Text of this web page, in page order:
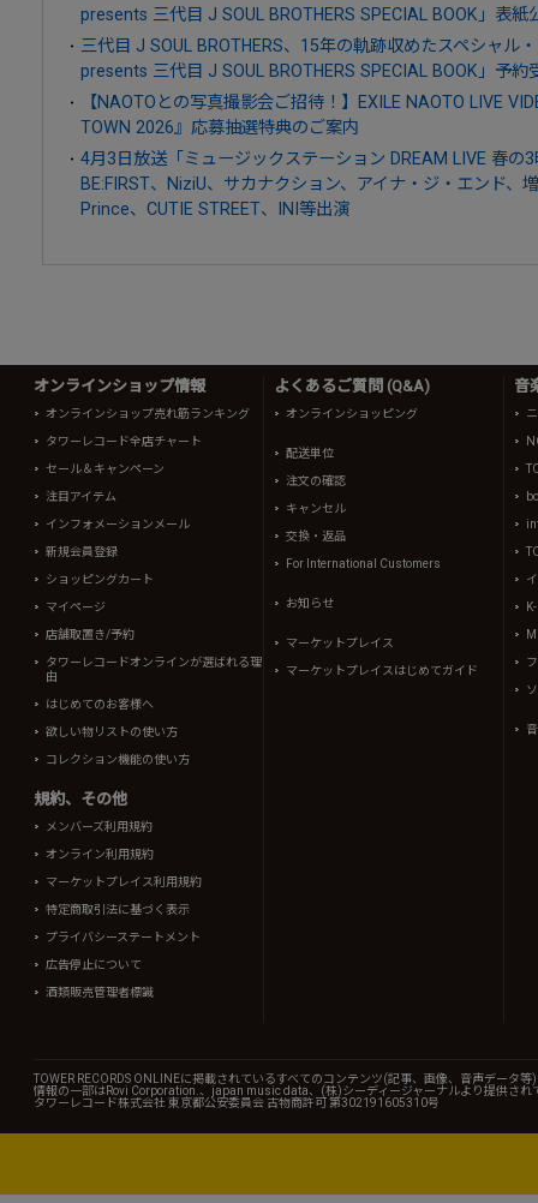
presents 三代目 J SOUL BROTHERS SPECIAL BOOK」表
三代目 J SOUL BROTHERS、15年の軌跡収めたスペシャル
presents 三代目 J SOUL BROTHERS SPECIAL BOOK」予約
【NAOTOとの写真撮影会ご招待！】EXILE NAOTO LIVE
TOWN 2026』応募抽選特典のご案内
4月3日放送「ミュージックステーション DREAM LIVE 春の
BE:FIRST、NiziU、サカナクション、アイナ・ジ・エンド、
Prince、CUTIE STREET、INI等出演
オンラインショップ情報
オンラインショップ売れ筋ランキング
タワーレコード全店チャート
セール＆キャンペーン
注目アイテム
インフォメーションメール
新規会員登録
ショッピングカート
マイページ
店舗取置き/予約
タワーレコードオンラインが選ばれる理
由
はじめてのお客様へ
欲しい物リストの使い方
コレクション機能の使い方
規約、その他
メンバーズ利用規約
オンライン利用規約
マーケットプレイス利用規約
特定商取引法に基づく表示
プライバシーステートメント
広告停止について
酒類販売管理者標識
よくあるご質問 (Q&A)
オンラインショッピング
配送単位
注文の確認
キャンセル
交換・返品
For International Customers
お知らせ
マーケットプレイス
マーケットプレイスはじめてガイド
音
TOWER RECORDS ONLINEに掲載されているすべてのコンテンツ(記事、画像、音声データ
情報の一部はRovi Corporation.、japan music data、(株)シーディージャーナルより提供され
タワーレコード株式会社 東京都公安委員会 古物商許可 第302191605310号